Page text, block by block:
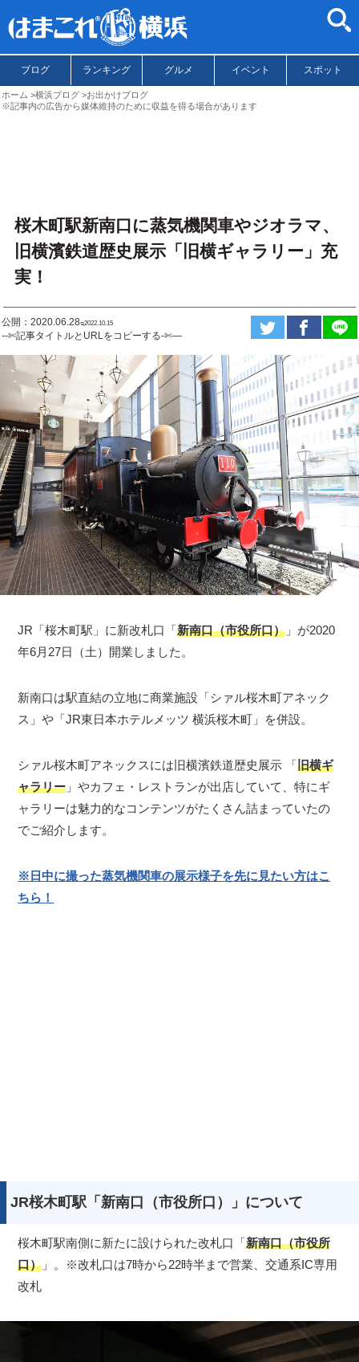
ブログ ランキング グルメ イベント スポット
ホーム 横浜ブログ
お出かけブログ
※記事内の広告から媒体維持のために収益を得る場合があります
桜木町駅新南口に蒸気機関車やジオラマ、
旧横濱鉄道歴史展示「旧横ギャラリー」充
実！
公開：2020.06.28ಇ2022.10.15
--✄記事タイトルとURLをコピーする-✄—
JR「桜木町駅」に新改札口「新南口（市役所口） 」が2020
年6月27日（土）開業しました。
新南口は駅直結の立地に商業施設「シァル桜木町アネック
ス」や「JR東日本ホテルメッツ 横浜桜木町」を併設。
シァル桜木町アネックスには旧横濱鉄道歴史展示 「旧横ギ
ャラリー 」やカフェ・レストランが出店していて、特にギ
ャラリーは魅力的なコンテンツがたくさん詰まっていたの
でご紹介します。
※日中に撮った蒸気機関車の展示様子を先に見たい方はこ
ちら！
JR桜木町駅「新南口（市役所口）」について
桜木町駅南側に新たに設けられた改札口「新南口（市役所
口） 」。※改札口は7時から22時半まで営業、交通系IC専用
改札